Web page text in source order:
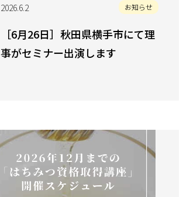
2026.6.2 お知らせ
［6月26日］秋田県横手市にて理
事がセミナー出演します